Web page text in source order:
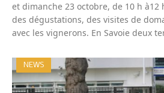
et dimanche 23 octobre, de 10 h à12
des dégustations, des visites de
avec les vignerons. En Savoie deux
NEWS